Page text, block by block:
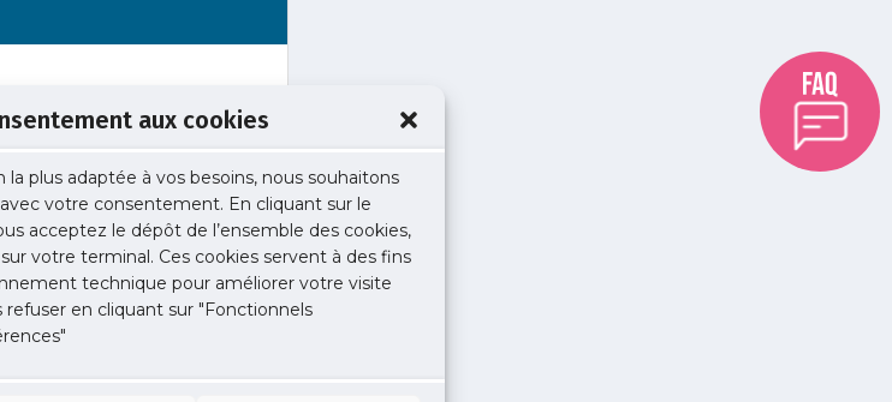
aux cookies
plus adaptée à vos besoins, nous souhaitons
votre consentement. En cliquant sur le
acceptez le dépôt de l’ensemble des cookies,
votre terminal. Ces cookies servent à des fins
technique pour améliorer votre visite
en cliquant sur "Fonctionnels
soins
libérale.